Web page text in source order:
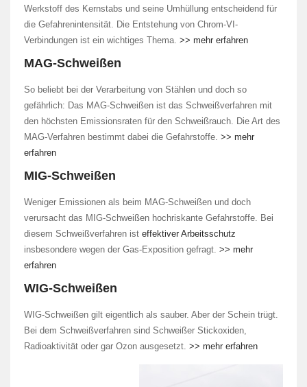
Werkstoff des Kernstabs und seine Umhüllung entscheidend für
die Gefahrenintensität. Die Entstehung von Chrom-VI-
Verbindungen ist ein wichtiges Thema. >> mehr erfahren
MAG-Schweißen
So beliebt bei der Verarbeitung von Stählen und doch so
gefährlich: Das MAG-Schweißen ist das Schweißverfahren mit
den höchsten Emissionsraten für den Schweißrauch. Die Art des
MAG-Verfahren bestimmt dabei die Gefahrstoffe. >> mehr
erfahren
MIG-Schweißen
Weniger Emissionen als beim MAG-Schweißen und doch
verursacht das MIG-Schweißen hochriskante Gefahrstoffe. Bei
diesem Schweißverfahren ist effektiver Arbeitsschutz
insbesondere wegen der Gas-Exposition gefragt. >> mehr
erfahren
WIG-Schweißen
WIG-Schweißen gilt eigentlich als sauber. Aber der Schein trügt.
Bei dem Schweißverfahren sind Schweißer Stickoxiden,
Radioaktivität oder gar Ozon ausgesetzt. >> mehr erfahren